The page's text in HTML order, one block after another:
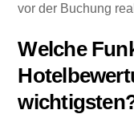
vor der Buchung
Welche